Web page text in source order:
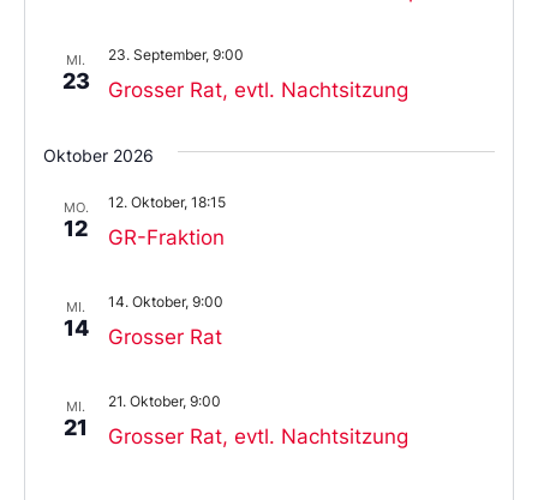
MI.
23 Grosser Rat, evtl. Nachtsitzung
23. September, 9:00
Oktober 2026
MO.
12 GR-Fraktion
12. Oktober, 18:15
MI.
14 Grosser Rat
14. Oktober, 9:00
MI.
21 Grosser Rat, evtl. Nachtsitzung
21. Oktober, 9:00